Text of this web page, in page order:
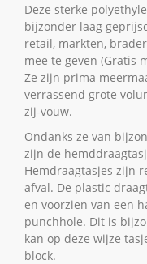
Deze sterke
bijzonder laag
retail, markten,
mee te geven (Gratis
Ze zijn prima
verrassend grote
zij-vouw.
Ondanks ze van
zijn de
Hemdraagtasjes zijn
afval. De plastic
en voorzien van een
punchhole. Dit is
kan op deze wijze
block.